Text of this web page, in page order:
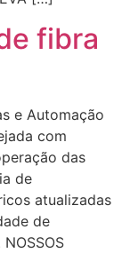
fibra
e Automação
com
das
de
atualizadas
de